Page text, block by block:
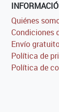
Quiénes
Condiciones
Envío
Política de
Política de